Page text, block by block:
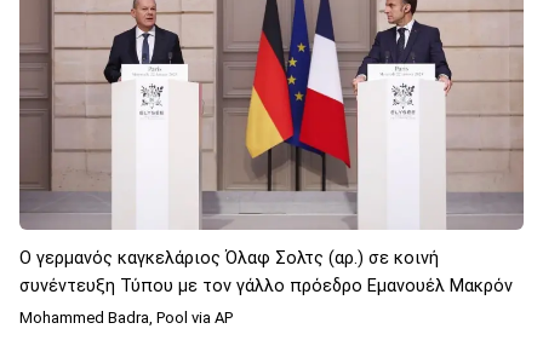
Ο γερμανός καγκελάριος Όλαφ Σολτς (αρ.) σε κοινή
συνέντευξη Τύπου με τον γάλλο πρόεδρο Εμανουέλ Μακρόν
Mohammed Badra, Pool via AP